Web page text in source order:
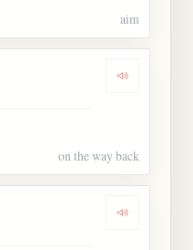
aim
Dengarkan
on the way back
Dengarkan